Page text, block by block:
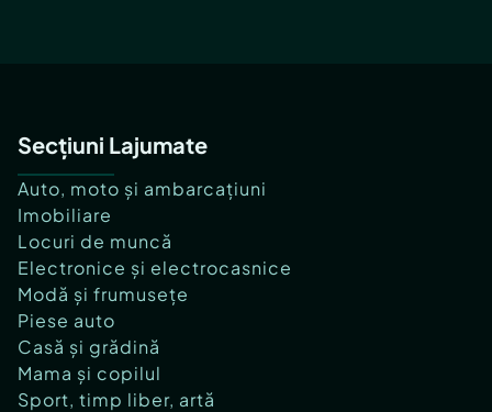
Secțiuni Lajumate
Auto, moto și ambarcațiuni
Imobiliare
Locuri de muncă
Electronice și electrocasnice
Modă și frumusețe
Piese auto
Casă și grădină
Mama și copilul
Sport, timp liber, artă